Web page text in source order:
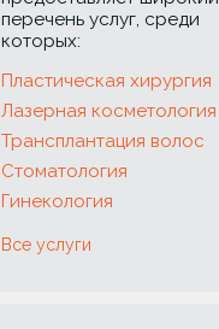
перечень услуг, среди
которых:
Пластическая хирургия
Лазерная косметология
Трансплантация волос
Стоматология
Гинекология
Все услуги